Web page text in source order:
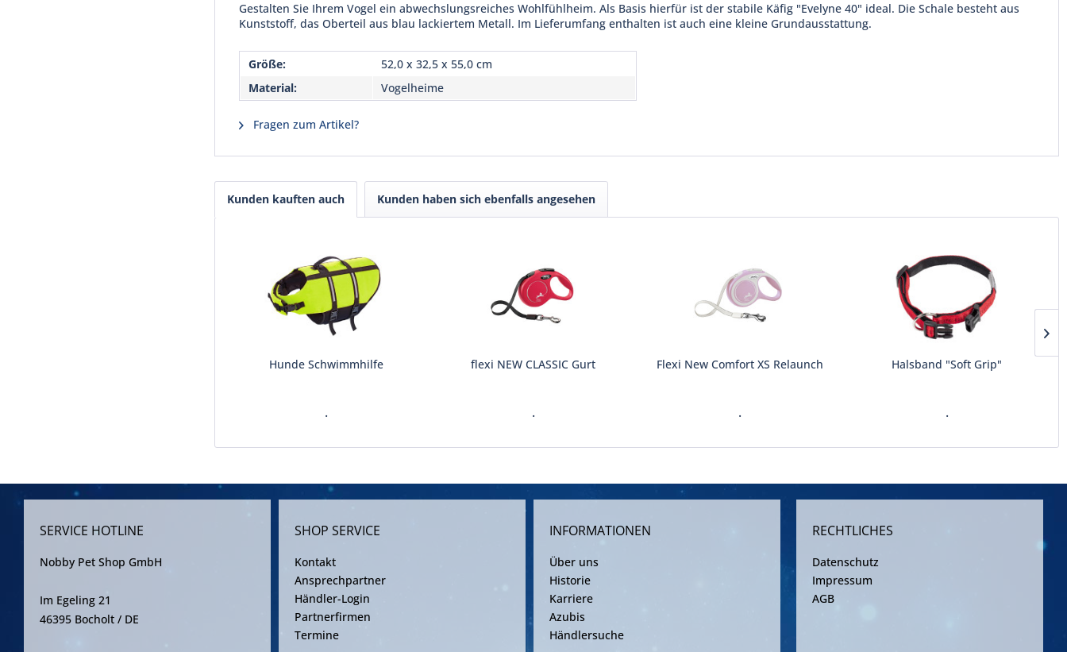
Gestalten Sie Ihrem Vogel ein abwechslungsreiches Wohlfühlheim. Als Basis hierfür ist der stabile Käfig "Evelyne 40" ideal. Die Schale besteht aus
Kunststoff, das Oberteil aus blau lackiertem Metall. Im Lieferumfang enthalten ist auch eine kleine Grundausstattung.
Größe:
52,0 x 32,5 x 55,0 cm
Material:
Vogelheime
Fragen zum Artikel?
Kunden kauften auch Kunden haben sich ebenfalls angesehen
Hunde Schwimmhilfe
.
flexi NEW CLASSIC Gurt
.
Flexi New Comfort XS Relaunch
.
Halsband "Soft Grip"
.
SERVICE HOTLINE
Nobby Pet Shop GmbH
Im Egeling 21
46395 Bocholt / DE
SHOP SERVICE
Kontakt
Ansprechpartner
Händler-Login
Partnerfirmen
Termine
INFORMATIONEN
Über uns
Historie
Karriere
Azubis
Händlersuche
RECHTLICHES
Datenschutz
Impressum
AGB